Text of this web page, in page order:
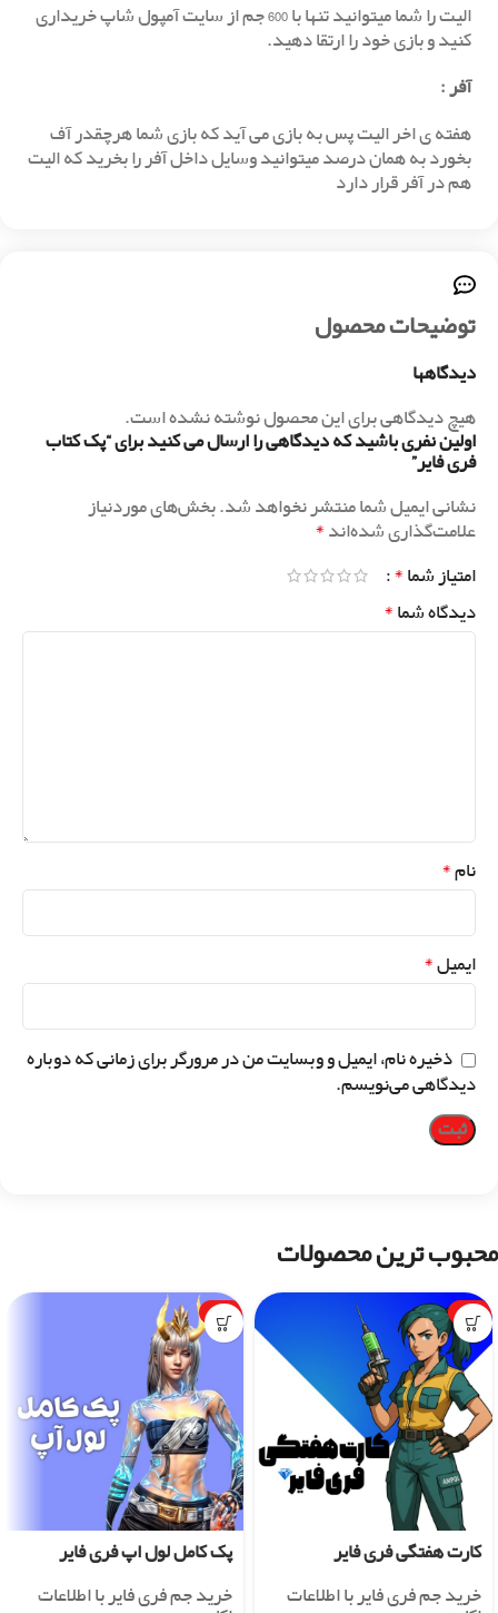
الیت را شما میتوانید تنها با 600 جم از سایت آمپول شاپ خریداری
کنید و بازی خود را ارتقا دهید.
آفر:
هفته ی اخر الیت پس به بازی می آید که بازی شما هرچقدر آف
بخورد به همان درصد میتوانید وسایل داخل آفر را بخرید که الیت
هم در آفر قرار دارد
توضیحات محصول
دیدگاهها
هیچ دیدگاهی برای این محصول نوشته نشده است.
اولین نفری باشید که دیدگاهی را ارسال می کنید برای “پک کتاب
فری فایر”
نشانی ایمیل شما منتشر نخواهد شد.بخش‌های موردنیاز
علامت‌گذاری شده‌اند*
امتیاز شما*
دیدگاه شما*
نام*
ایمیل*
ذخیره نام، ایمیل و وبسایت من در مرورگر برای زمانی که دوباره
دیدگاهی می‌نویسم.
محبوب ترین محصولات
-7%
کارت هفتگی فری فایر
خرید جم فری فایر با اطلاعات
-1%
پک کامل لول اپ فری فایر
خرید جم فری فایر با اطلاعات